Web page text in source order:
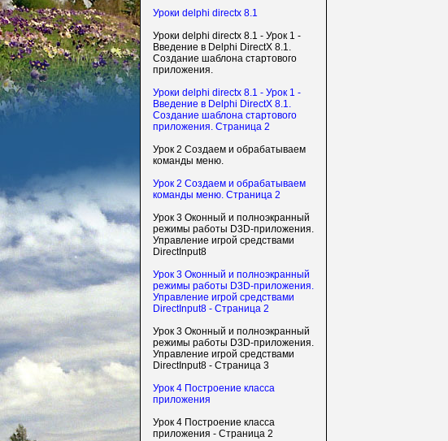
Уроки delphi directx 8.1
Уроки delphi directx 8.1 - Урок 1 -
Введение в Delphi DirectX 8.1.
Создание шаблона стартового
приложения.
Уроки delphi directx 8.1 - Урок 1 -
Введение в Delphi DirectX 8.1.
Создание шаблона стартового
приложения. Страница 2
Урок 2 Создаем и обрабатываем
команды меню.
Урок 2 Создаем и обрабатываем
команды меню. Страница 2
Урок 3 Оконный и полноэкранный
режимы работы D3D-приложения.
Управление игрой средствами
DirectInput8
Урок 3 Оконный и полноэкранный
режимы работы D3D-приложения.
Управление игрой средствами
DirectInput8 - Страница 2
Урок 3 Оконный и полноэкранный
режимы работы D3D-приложения.
Управление игрой средствами
DirectInput8 - Страница 3
Урок 4 Построение класса
приложения
Урок 4 Построение класса
приложения - Страница 2